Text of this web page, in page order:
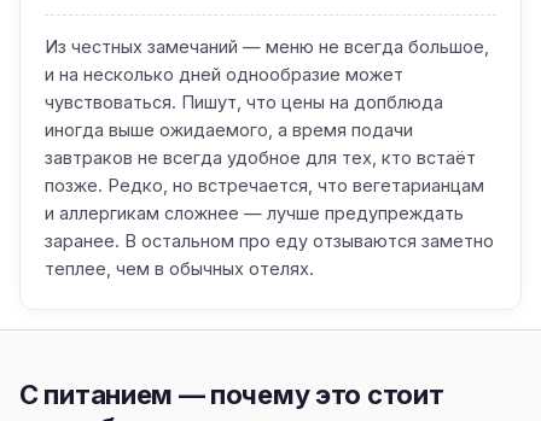
Из честных замечаний — меню не всегда большое,
и на несколько дней однообразие может
чувствоваться. Пишут, что цены на допблюда
иногда выше ожидаемого, а время подачи
завтраков не всегда удобное для тех, кто встаёт
позже. Редко, но встречается, что вегетарианцам
и аллергикам сложнее — лучше предупреждать
заранее. В остальном про еду отзываются заметно
теплее, чем в обычных отелях.
С питанием — почему это стоит